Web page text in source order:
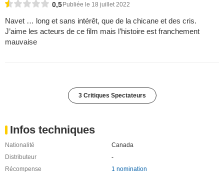
0,5 Publiée le 18 juillet 2022
Navet … long et sans intérêt, que de la chicane et des cris.
J’aime les acteurs de ce film mais l’histoire est franchement
mauvaise
3 Critiques Spectateurs
Infos techniques
Nationalité
Canada
Distributeur
-
Récompense
1 nomination